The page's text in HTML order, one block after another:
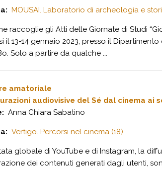
MOUSAI. Laboratorio di archeologia e
raccoglie gli Atti delle Giornate di Studi
il 13-14 gennaio 2023, presso il
Solo a partire da qualche ...
amatoriale
audiovisive del Sé dal cinema ai
Anna Chiara Sabatino
Vertigo. Percorsi nel cinema (18)
globale di YouTube e di Instagram, la
dei contenuti generati dagli utenti,